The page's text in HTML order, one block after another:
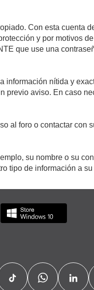
Con esta cuenta
y por motivos
que use una
información nítida y
previo aviso. En caso
al foro o contactar con
su nombre o su
tipo de información a su